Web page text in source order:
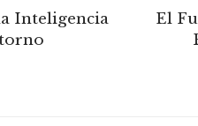
Inteligencia
El